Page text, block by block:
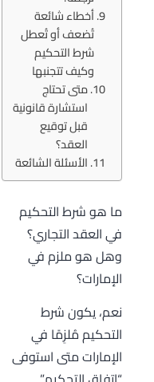
أخطاء شائعة
تُضعف أو تُعطل
شرط التحكيم
وكيف تتجنبها
متى تحتاج
استشارة قانونية
قبل توقيع
العقد؟
الأسئلة الشائعة
ما هو شرط التحكيم
في العقد التجاري؟
وهل هو ملزم في
الإمارات؟
نعم، يكون شرط
التحكيم مُلزِمًا في
الإمارات متى استوفى